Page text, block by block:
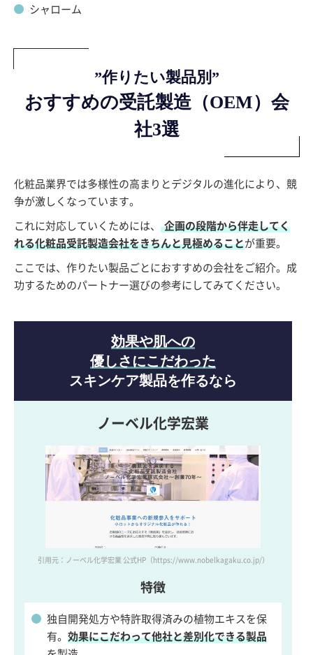
シャローム
”作りたい製品別”
おすすめの受託製造（OEM）会
社3選
化粧品業界では多様性の高まりとデジタルの進化により、競
争が激しくなっています。
これに対応していくためには、
企画の段階から伴走してく
れる化粧品受託製造会社をきちんと見極めることが重要。
ここでは、作りたい製品ごとにおすすめの会社をご紹介。成
功するためのパートナー選びの参考にしてみてください。
効果や肌への
優しさにこだわった
スキンケア製品を作るなら
ノーベル化学宏業
引用元：ノーベル化学宏業 公式HP（https://www.nobelkagaku.co.jp/）
特徴
独自開発処方や特許取得済みの植物エキスを保
有。 効果にこだわって他社と差別化できる製品